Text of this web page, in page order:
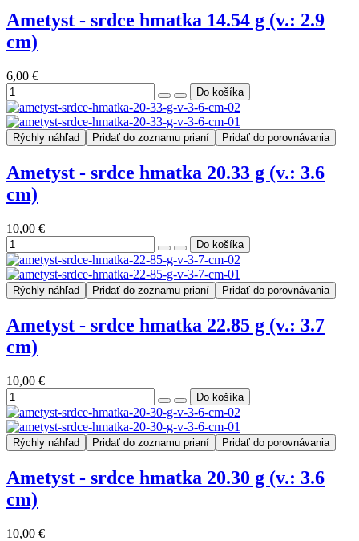
Ametyst - srdce hmatka 14.54 g (v.: 2.9
cm)
6,00 €
Rýchly náhľad Pridať do zoznamu prianí Pridať do porovnávania
Ametyst - srdce hmatka 20.33 g (v.: 3.6
cm)
10,00 €
Rýchly náhľad Pridať do zoznamu prianí Pridať do porovnávania
Ametyst - srdce hmatka 22.85 g (v.: 3.7
cm)
10,00 €
Rýchly náhľad Pridať do zoznamu prianí Pridať do porovnávania
Ametyst - srdce hmatka 20.30 g (v.: 3.6
cm)
10,00 €